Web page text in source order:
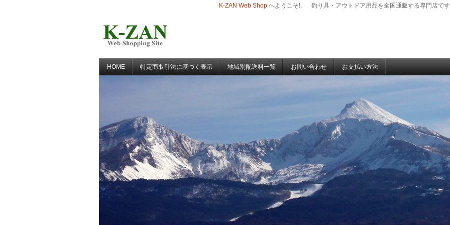
K-ZAN Web Shop へようこそ!。 釣り具・アウトドア用品を全国通販する専門店で
HOME 特定商取引法に基づく表示 地域別配送料一覧 お問い合わせ お支払い方法